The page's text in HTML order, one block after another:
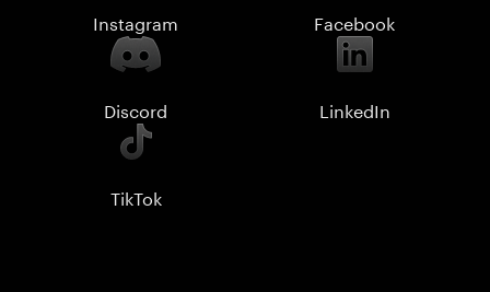
Instagram Facebook
Discord LinkedIn
TikTok